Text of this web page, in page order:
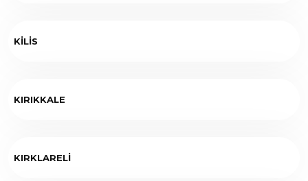
KİLİS
KIRIKKALE
KIRKLARELİ